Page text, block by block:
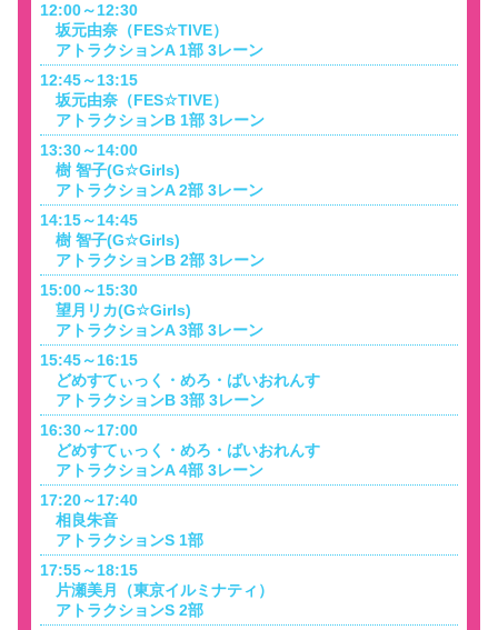
12:00～12:30
坂元由奈（FES☆TIVE）
アトラクションA 1部 3レーン
12:45～13:15
坂元由奈（FES☆TIVE）
アトラクションB 1部 3レーン
13:30～14:00
樹 智子(G☆Girls)
アトラクションA 2部 3レーン
14:15～14:45
樹 智子(G☆Girls)
アトラクションB 2部 3レーン
15:00～15:30
望月リカ(G☆Girls)
アトラクションA 3部 3レーン
15:45～16:15
どめすてぃっく・めろ・ばいおれんす
アトラクションB 3部 3レーン
16:30～17:00
どめすてぃっく・めろ・ばいおれんす
アトラクションA 4部 3レーン
17:20～17:40
相良朱音
アトラクションS 1部
17:55～18:15
片瀬美月（東京イルミナティ）
アトラクションS 2部